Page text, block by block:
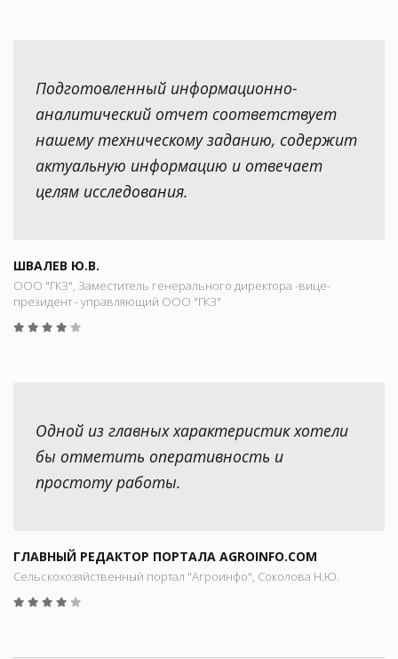
Подготовленный информационно-
аналитический отчет соответствует
нашему техническому заданию, содержит
актуальную информацию и отвечает
целям исследования.
ШВАЛЕВ Ю.В.
ООО "ГКЗ", Заместитель генерального директора -вице-
президент - управляющий ООО "ГКЗ"
Одной из главных характеристик хотели
бы отметить оперативность и
простоту работы.
ГЛАВНЫЙ РЕДАКТОР ПОРТАЛА AGROINFO.COM
Сельскохозяйственный портал "Агроинфо", Соколова Н.Ю.